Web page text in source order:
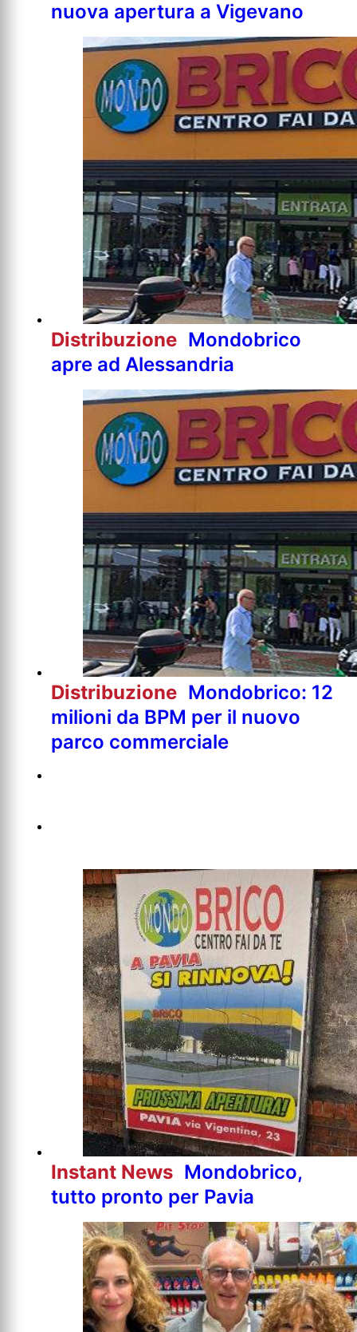
nuova apertura a Vigevano
Distribuzione Mondobrico
apre ad Alessandria
Distribuzione Mondobrico: 12
milioni da BPM per il nuovo
parco commerciale
Instant News Mondobrico,
tutto pronto per Pavia